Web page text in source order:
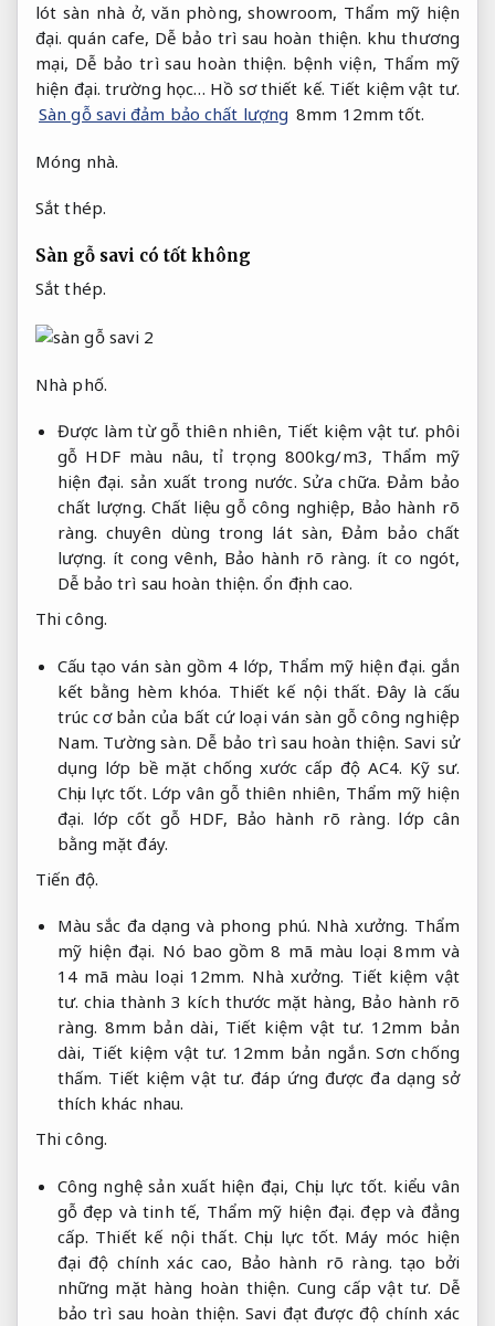
lót sàn nhà ở, văn phòng, showroom, Thẩm mỹ hiện
đại. quán cafe, Dễ bảo trì sau hoàn thiện. khu thương
mại, Dễ bảo trì sau hoàn thiện. bệnh viện, Thẩm mỹ
hiện đại. trường học… Hồ sơ thiết kế. Tiết kiệm vật tư.
Sàn gỗ savi đảm bảo chất lượng 8mm 12mm tốt.
Móng nhà.
Sắt thép.
Sàn gỗ savi có tốt không
Sắt thép.
Nhà phố.
Được làm từ gỗ thiên nhiên, Tiết kiệm vật tư. phôi
gỗ HDF màu nâu, tỉ trọng 800kg/m3, Thẩm mỹ
hiện đại. sản xuất trong nước.Sửa chữa. Đảm bảo
chất lượng. Chất liệu gỗ công nghiệp, Bảo hành rõ
ràng. chuyên dùng trong lát sàn,Đảm bảo chất
lượng. ít cong vênh, Bảo hành rõ ràng. ít co ngót,
Dễ bảo trì sau hoàn thiện. ổn định cao.
Thi công.
Cấu tạo ván sàn gồm 4 lớp, Thẩm mỹ hiện đại. gắn
kết bằng hèm khóa. Thiết kế nội thất. Đây là cấu
trúc cơ bản của bất cứ loại ván sàn gỗ công nghiệp
Nam. Tường sàn. Dễ bảo trì sau hoàn thiện. Savi sử
dụng lớp bề mặt chống xước cấp độ AC4. Kỹ sư.
Chịu lực tốt. Lớp vân gỗ thiên nhiên, Thẩm mỹ hiện
đại. lớp cốt gỗ HDF, Bảo hành rõ ràng. lớp cân
bằng mặt đáy.
Tiến độ.
Màu sắc đa dạng và phong phú. Nhà xưởng. Thẩm
mỹ hiện đại. Nó bao gồm 8 mã màu loại 8mm và
14 mã màu loại 12mm. Nhà xưởng. Tiết kiệm vật
tư. chia thành 3 kích thước mặt hàng, Bảo hành rõ
ràng. 8mm bản dài, Tiết kiệm vật tư. 12mm bản
dài, Tiết kiệm vật tư. 12mm bản ngắn.Sơn chống
thấm. Tiết kiệm vật tư. đáp ứng được đa dạng sở
thích khác nhau.
Thi công.
Công nghệ sản xuất hiện đại,Chịu lực tốt. kiểu vân
gỗ đẹp và tinh tế, Thẩm mỹ hiện đại. đẹp và đẳng
cấp. Thiết kế nội thất. Chịu lực tốt. Máy móc hiện
đại độ chính xác cao, Bảo hành rõ ràng. tạo bởi
những mặt hàng hoàn thiện. Cung cấp vật tư. Dễ
bảo trì sau hoàn thiện. Savi đạt được độ chính xác